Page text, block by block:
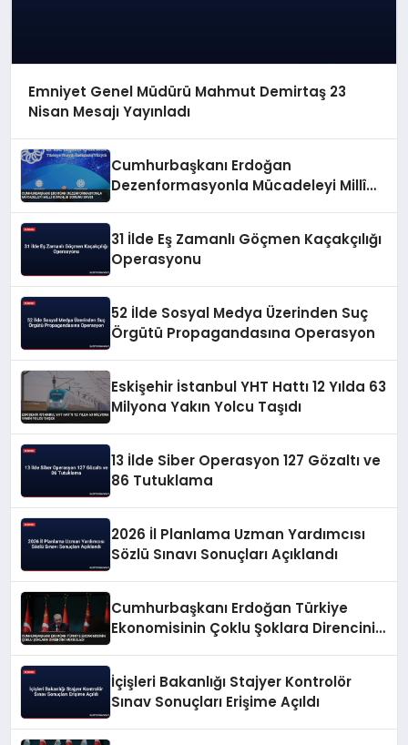
Emniyet Genel Müdürü Mahmut Demirtaş 23
Nisan Mesajı Yayınladı
Cumhurbaşkanı Erdoğan
Dezenformasyonla Mücadeleyi Millî
31 İlde Eş Zamanlı Göçmen Kaçakçılığı
Operasyonu
52 İlde Sosyal Medya Üzerinden Suç
Örgütü Propagandasına Operasyon
Eskişehir İstanbul YHT Hattı 12 Yılda 63
Milyona Yakın Yolcu Taşıdı
13 İlde Siber Operasyon 127 Gözaltı ve
86 Tutuklama
2026 İl Planlama Uzman Yardımcısı
Sözlü Sınavı Sonuçları Açıklandı
Cumhurbaşkanı Erdoğan Türkiye
Ekonomisinin Çoklu Şoklara Direncini
İçişleri Bakanlığı Stajyer Kontrolör
Sınav Sonuçları Erişime Açıldı